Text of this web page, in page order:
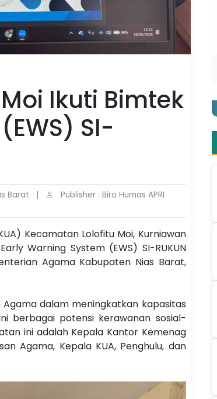
Ikuti Bimtek
SI-
Barat
Publisher : Biro Humas APRI
Kecamatan Lolofitu Moi, Kurniawan
Warning System (EWS) SI-RUKUN
Agama Kabupaten Nias Barat,
dalam meningkatkan kapasitas
berbagai potensi kerawanan sosial-
ini adalah Kepala Kantor Kemenag
Agama, Kepala KUA, Penghulu, dan